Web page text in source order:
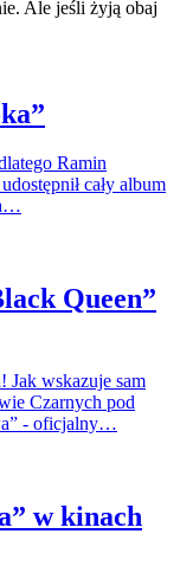
Ramin
cały album
Queen”
Jak wskazuje sam
Czarnych pod
- oficjalny…
w kinach